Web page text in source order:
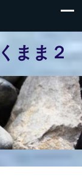
まま２